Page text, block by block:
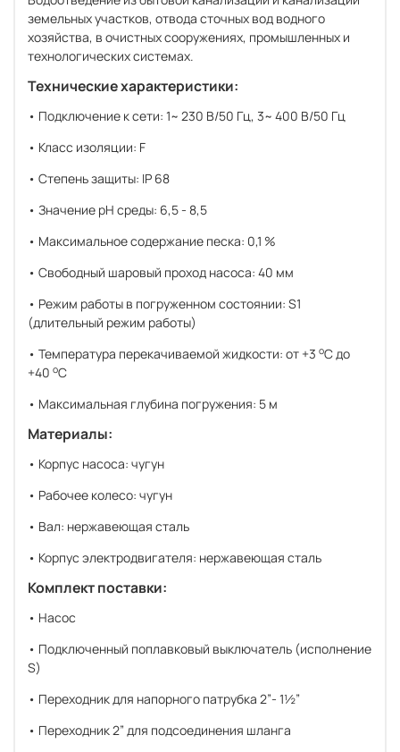
земельных участков, отвода сточных вод водного
хозяйства, в очистных сооружениях, промышленных и
технологических системах.
Технические характеристики:
• Подключение к сети: 1~ 230 В/50 Гц, 3~ 400 В/50 Гц
• Класс изоляции: F
• Cтепень защиты: IP 68
• Значение рН среды: 6,5 - 8,5
• Максимальное содержание песка: 0,1 %
• Свободный шаровый проход насоса: 40 мм
• Режим работы в погруженном состоянии: S1
(длительный режим работы)
• Температура перекачиваемой жидкости: от +3 oС до
+40 oС
• Максимальная глубина погружения: 5 м
Материалы:
• Корпус насоса: чугун
• Рабочее колесо: чугун
• Вал: нержавеющая сталь
• Корпус электродвигателя: нержавеющая сталь
Комплект поставки:
• Насос
• Подключенный поплавковый выключатель (исполнение
S)
• Переходник для напорного патрубка 2”- 1½”
• Переходник 2” для подсоединения шланга